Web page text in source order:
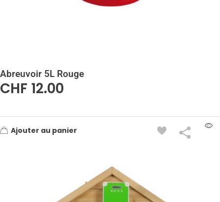
Abreuvoir 5L Rouge
CHF 12.00
Ajouter au panier